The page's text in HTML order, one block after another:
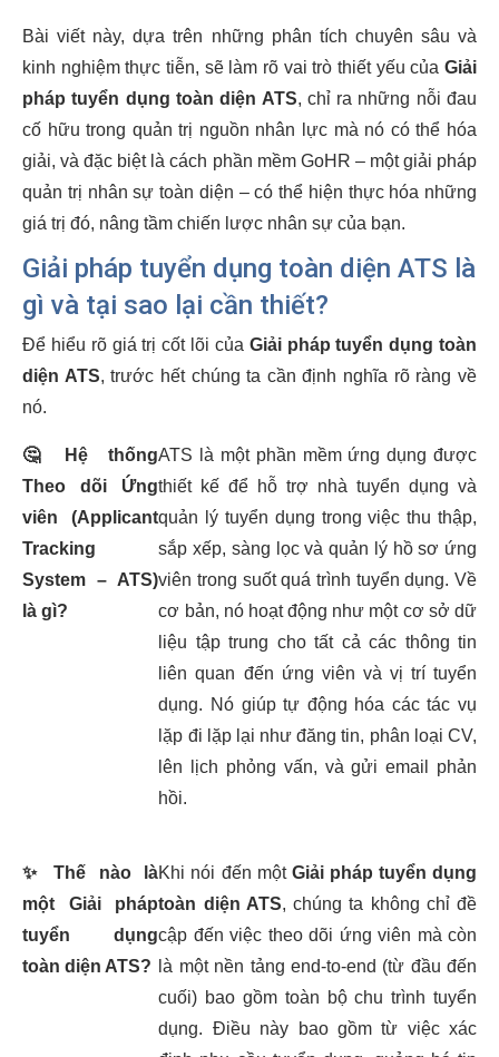
Bài viết này, dựa trên những phân tích chuyên sâu và
kinh nghiệm thực tiễn, sẽ làm rõ vai trò thiết yếu của Giải
pháp tuyển dụng toàn diện ATS, chỉ ra những nỗi đau
cố hữu trong quản trị nguồn nhân lực mà nó có thể hóa
giải, và đặc biệt là cách phần mềm GoHR – một giải pháp
quản trị nhân sự toàn diện – có thể hiện thực hóa những
giá trị đó, nâng tầm chiến lược nhân sự của bạn.
Giải pháp tuyển dụng toàn diện ATS là
gì và tại sao lại cần thiết?
Để hiểu rõ giá trị cốt lõi của Giải pháp tuyển dụng toàn
diện ATS, trước hết chúng ta cần định nghĩa rõ ràng về
nó.
🤔
Hệ thống
Theo dõi Ứng
viên (Applicant
Tracking
System – ATS)
là gì?
ATS là một phần mềm ứng dụng được
thiết kế để hỗ trợ nhà tuyển dụng và
quản lý tuyển dụng trong việc thu thập,
sắp xếp, sàng lọc và quản lý hồ sơ ứng
viên trong suốt quá trình tuyển dụng. Về
cơ bản, nó hoạt động như một cơ sở dữ
liệu tập trung cho tất cả các thông tin
liên quan đến ứng viên và vị trí tuyển
dụng. Nó giúp tự động hóa các tác vụ
lặp đi lặp lại như đăng tin, phân loại CV,
lên lịch phỏng vấn, và gửi email phản
hồi.
✨
Thế nào là
một Giải pháp
tuyển dụng
toàn diện ATS?
Khi nói đến một Giải pháp tuyển dụng
toàn diện ATS, chúng ta không chỉ đề
cập đến việc theo dõi ứng viên mà còn
là một nền tảng end-to-end (từ đầu đến
cuối) bao gồm toàn bộ chu trình tuyển
dụng. Điều này bao gồm từ việc xác